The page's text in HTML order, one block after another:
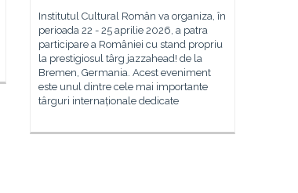
Institutul Cultural Român va organiza, în
perioada 22 - 25 aprilie 2026, a patra
participare a României cu stand propriu
la prestigiosul târg jazzahead! de la
Bremen, Germania. Acest eveniment
este unul dintre cele mai importante
târguri internaționale dedicate